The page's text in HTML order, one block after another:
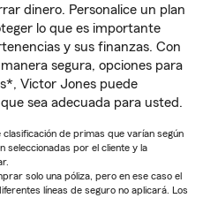
dinero. Personalice un plan
lo que es importante
y sus finanzas. Con
segura, opciones para
Victor Jones puede
sea adecuada para usted.
de primas que varían según
seleccionadas por el cliente y la
solo una póliza, pero en ese caso el
líneas de seguro no aplicará. Los